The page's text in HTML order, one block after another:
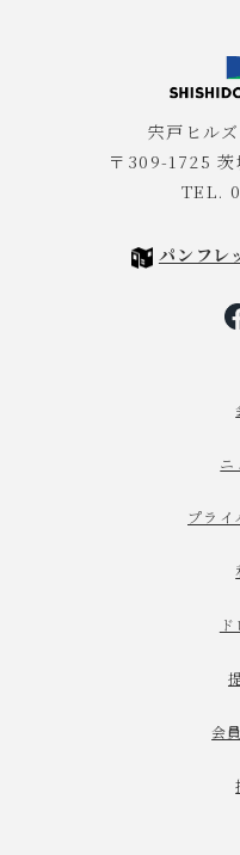
宍戸ヒル
〒309-1725 茨
TEL.
パンフ
ニ
プライ
会